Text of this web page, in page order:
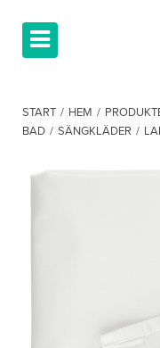
START / HEM /
BAD / SÄNGKLÄDER /